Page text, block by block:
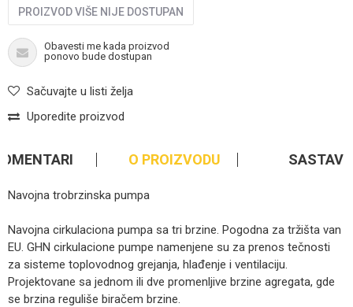
PROIZVOD VIŠE NIJE DOSTUPAN
Obavesti me kada proizvod
ponovo bude dostupan
Sačuvajte u listi želja
Uporedite proizvod
O PROIZVODU SASTAV
Navojna trobrzinska pumpa
Navojna cirkulaciona pumpa sa tri brzine. Pogodna za tržišta van
EU. GHN cirkulacione pumpe namenjene su za prenos tečnosti
za sisteme toplovodnog grejanja, hlađenje i ventilaciju.
Projektovane sa jednom ili dve promenljive brzine agregata, gde
se brzina reguliše biračem brzine.